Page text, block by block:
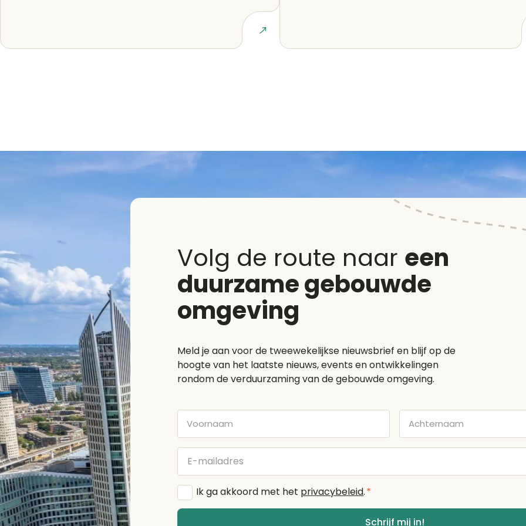
Lees artikel Lees artikel
Volg de route naar een
duurzame gebouwde
omgeving
Meld je aan voor de tweewekelijkse nieuwsbrief en blijf op de
hoogte van het laatste nieuws, events en ontwikkelingen
rondom de verduurzaming van de gebouwde omgeving.
Voornaam Achternaam
E-
mailadres
Algemene
voorwaarden
Ik ga akkoord met het privacybeleid.*
Schrijf mij in!